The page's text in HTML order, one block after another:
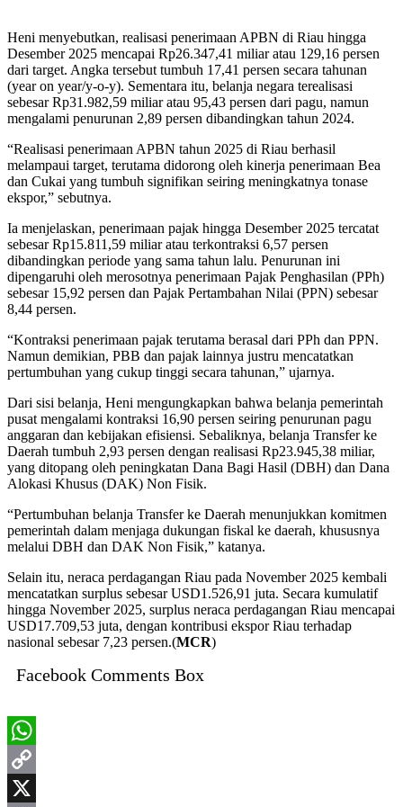
Heni menyebutkan, realisasi penerimaan APBN di Riau hingga
Desember 2025 mencapai Rp26.347,41 miliar atau 129,16 persen
dari target. Angka tersebut tumbuh 17,41 persen secara tahunan
(year on year/y-o-y). Sementara itu, belanja negara terealisasi
sebesar Rp31.982,59 miliar atau 95,43 persen dari pagu, namun
mengalami penurunan 2,89 persen dibandingkan tahun 2024.
“Realisasi penerimaan APBN tahun 2025 di Riau berhasil
melampaui target, terutama didorong oleh kinerja penerimaan Bea
dan Cukai yang tumbuh signifikan seiring meningkatnya tonase
ekspor,” sebutnya.
Ia menjelaskan, penerimaan pajak hingga Desember 2025 tercatat
sebesar Rp15.811,59 miliar atau terkontraksi 6,57 persen
dibandingkan periode yang sama tahun lalu. Penurunan ini
dipengaruhi oleh merosotnya penerimaan Pajak Penghasilan (PPh)
sebesar 15,92 persen dan Pajak Pertambahan Nilai (PPN) sebesar
8,44 persen.
“Kontraksi penerimaan pajak terutama berasal dari PPh dan PPN.
Namun demikian, PBB dan pajak lainnya justru mencatatkan
pertumbuhan yang cukup tinggi secara tahunan,” ujarnya.
Dari sisi belanja, Heni mengungkapkan bahwa belanja pemerintah
pusat mengalami kontraksi 16,90 persen seiring penurunan pagu
anggaran dan kebijakan efisiensi. Sebaliknya, belanja Transfer ke
Daerah tumbuh 2,93 persen dengan realisasi Rp23.945,38 miliar,
yang ditopang oleh peningkatan Dana Bagi Hasil (DBH) dan Dana
Alokasi Khusus (DAK) Non Fisik.
“Pertumbuhan belanja Transfer ke Daerah menunjukkan komitmen
pemerintah dalam menjaga dukungan fiskal ke daerah, khususnya
melalui DBH dan DAK Non Fisik,” katanya.
Selain itu, neraca perdagangan Riau pada November 2025 kembali
mencatatkan surplus sebesar USD1.526,91 juta. Secara kumulatif
hingga November 2025, surplus neraca perdagangan Riau mencapai
USD17.709,53 juta, dengan kontribusi ekspor Riau terhadap
nasional sebesar 7,23 persen.(MCR)
Facebook Comments Box
WhatsApp
Copy